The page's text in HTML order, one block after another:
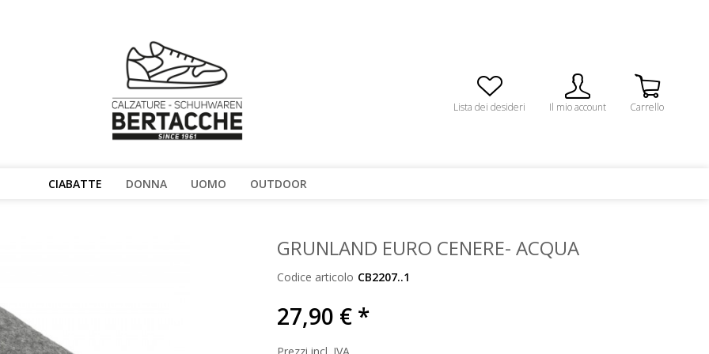
Lista dei desideri Il mio account Carrello
CIABATTE DONNA UOMO OUTDOOR
GRUNLAND EURO CENERE- ACQUA
Codice articolo CB2207..1
27,90 € *